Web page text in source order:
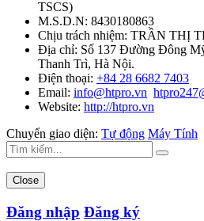
TSCS)
M.S.D.N: 8430180863
Chịu trách nhiệm: TRẦN THỊ
Địa chỉ: Số 137 Đường Đông
Thanh Trì, Hà Nội.
Điện thoại: +84 28 6682 7403
Email: info@htpro.vn
Website: http://htpro.vn
Chuyển giao diện: Tự động Máy Tính
Close
Đăng nhập Đăng ký